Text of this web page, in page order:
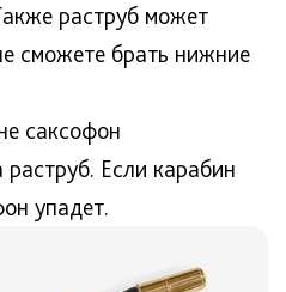
раструб может
сможете брать нижние
саксофон
Если карабин
упадет.